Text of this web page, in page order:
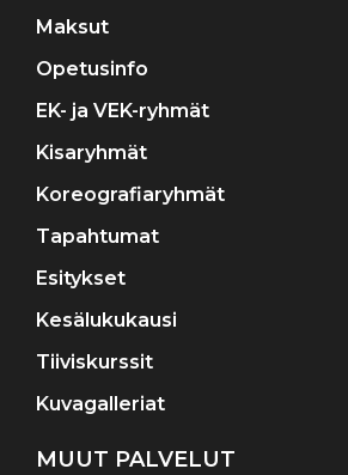
Maksut
Opetusinfo
EK- ja VEK-ryhmät
Kisaryhmät
Koreografiaryhmät
Tapahtumat
Esitykset
Kesälukukausi
Tiiviskurssit
Kuvagalleriat
MUUT PALVELUT